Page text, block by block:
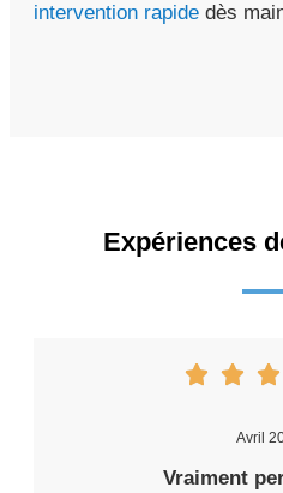
intervention rapide dès
Expériences
Avril
Vraiment